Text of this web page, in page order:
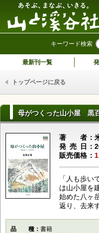
キーワード検索
最新刊一覧
トップページに戻る
母がつくった山小屋 黒
著
発売日
販売価格
「人も歩
は山小屋を
始めた八ヶ
返り、去来
品種書籍